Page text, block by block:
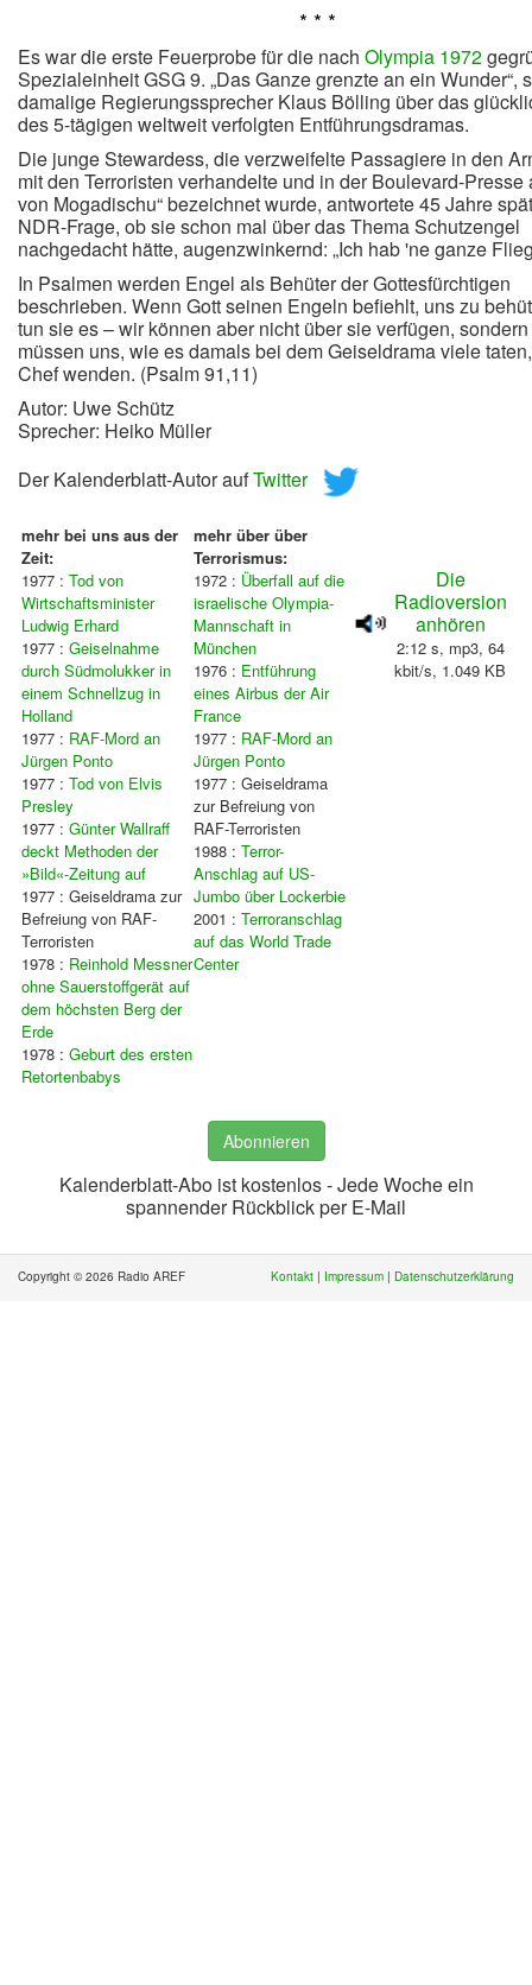
* * *
Es war die erste Feuerprobe für die nach Olympia 1972
Spezialeinheit GSG 9. „Das Ganze grenzte an ein Wunder“,
damalige Regierungssprecher Klaus Bölling über das
des 5-tägigen weltweit verfolgten Entführungsdramas.
Die junge Stewardess, die verzweifelte Passagiere in den
mit den Terroristen verhandelte und in der Boulevard-Presse
von Mogadischu“ bezeichnet wurde, antwortete 45 Jahre
NDR-Frage, ob sie schon mal über das Thema Schutzengel
nachgedacht hätte, augenzwinkernd: „Ich hab 'ne ganze
In Psalmen werden Engel als Behüter der Gottesfürchtigen
beschrieben. Wenn Gott seinen Engeln befiehlt, uns zu
tun sie es – wir können aber nicht über sie verfügen,
müssen uns, wie es damals bei dem Geiseldrama viele
Chef wenden. (Psalm 91,11)
Autor: Uwe Schütz
Sprecher: Heiko Müller
Der Kalenderblatt-Autor aufTwitter
mehr bei uns aus der
Zeit:
mehr über über
Terrorismus:
1977 : Tod von
Wirtschaftsminister
Ludwig Erhard
1977 : Geiselnahme
durch Südmolukker in
einem Schnellzug in
Holland
1977 : RAF-Mord an
Jürgen Ponto
1977 : Tod von Elvis
Presley
1977 : Günter Wallraff
deckt Methoden der
»Bild«-Zeitung auf
1977 : Geiseldrama zur
Befreiung von RAF-
Terroristen
1978 : Reinhold Messner
ohne Sauerstoffgerät auf
dem höchsten Berg der
Erde
1978 : Geburt des ersten
Retortenbabys
1972 : Überfall auf die
israelische Olympia-
Mannschaft in
München
1976 : Entführung
eines Airbus der Air
France
1977 : RAF-Mord an
Jürgen Ponto
1977 : Geiseldrama
zur Befreiung von
RAF-Terroristen
1988 : Terror-
Anschlag auf US-
Jumbo über Lockerbie
2001 : Terroranschlag
auf das World Trade
Center
Die
Radioversion
anhören
2:12 s, mp3, 64
kbit/s, 1.049 KB
Abonnieren
Kalenderblatt-Abo ist kostenlos - Jede Woche ein
spannender Rückblick per E-Mail
Copyright © 2026 Radio AREF Kontakt | Impressum | Datenschutzerklärung